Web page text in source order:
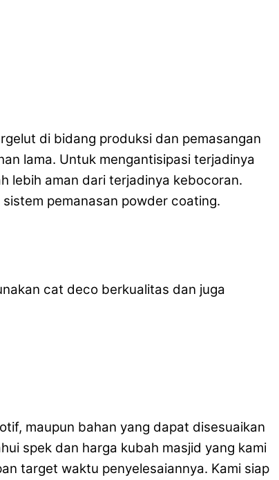
di bidang produksi dan pemasangan
lama. Untuk mengantisipasi terjadinya
lebih aman dari terjadinya kebocoran.
pemanasan powder coating.
cat deco berkualitas dan juga
maupun bahan yang dapat disesuaikan
spek dan harga kubah masjid yang kami
target waktu penyelesaiannya. Kami siap